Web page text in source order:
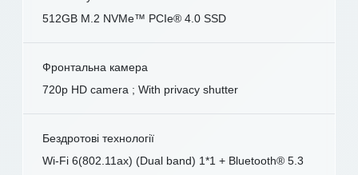
512GB M.2 NVMe™ PCIe® 4.0 SSD
Фронтальна камера
720p HD camera ; With privacy shutter
Бездротові технології
Wi-Fi 6(802.11ax) (Dual band) 1*1 + Bluetooth® 5.3